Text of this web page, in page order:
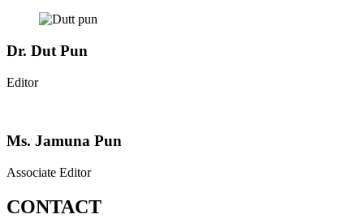
Dr. Dut Pun
Editor
Ms. Jamuna Pun
Associate Editor
CONTACT